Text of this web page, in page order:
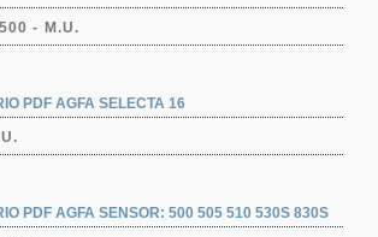
- M.U.
PDF AGFA SELECTA 16
PDF AGFA SENSOR: 500 505 510 530S 830S